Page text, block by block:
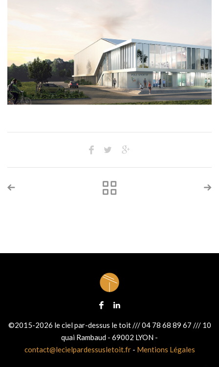
©2015-2026 le ciel par-dessus le toit /// 04 78 68 89 67 /// 10
quai Rambaud - 69002 LYON -
contact@lecielpardessusletoit.fr- Mentions Légales